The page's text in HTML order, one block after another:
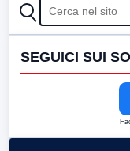
CERCA
SEGUICI SUI